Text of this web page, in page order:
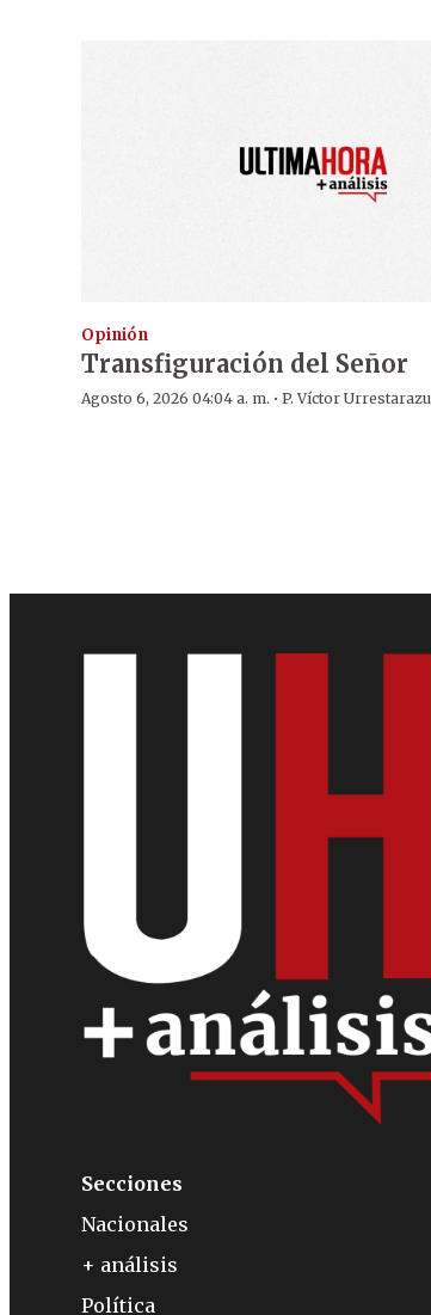
Opinión
Transfiguración del Señor
Agosto 6, 2026 04:04 a. m. · P. Víctor Urrestarazu
Secciones
Nacionales
+ análisis
Política